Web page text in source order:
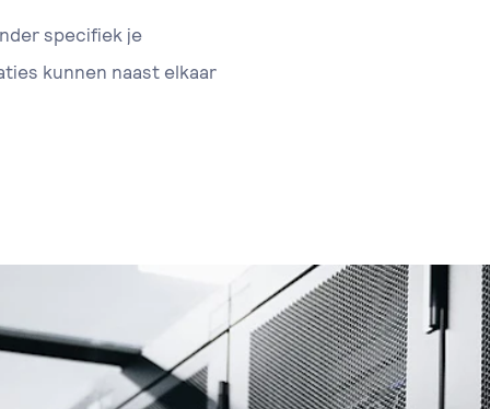
specifiek je
kunnen naast elkaar